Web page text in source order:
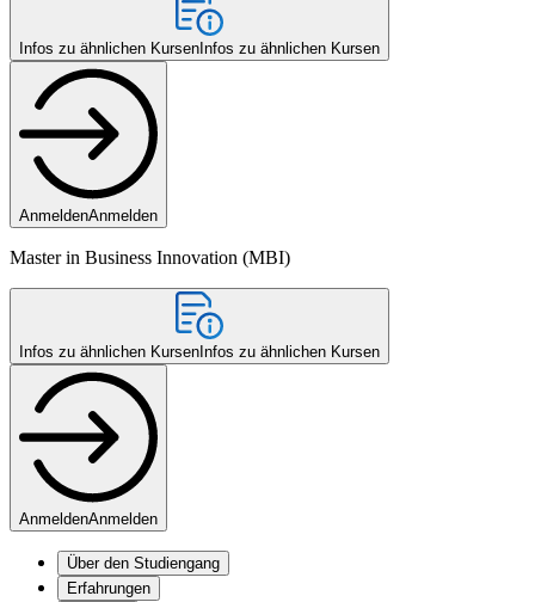
Infos zu ähnlichen Kursen Infos zu ähnlichen Kursen
AnmeldenAnmelden
Master in Business Innovation (MBI)
Infos zu ähnlichen Kursen Infos zu ähnlichen Kursen
AnmeldenAnmelden
Über den Studiengang
Erfahrungen